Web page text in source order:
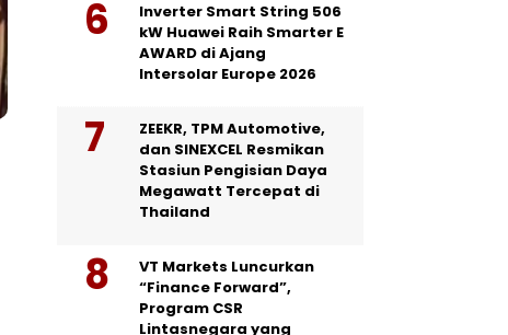
Inverter Smart String 506
kW Huawei Raih Smarter E
AWARD di Ajang
Intersolar Europe 2026
ZEEKR, TPM Automotive,
dan SINEXCEL Resmikan
Stasiun Pengisian Daya
Megawatt Tercepat di
Thailand
VT Markets Luncurkan
“Finance Forward”,
Program CSR
Lintasnegara yang